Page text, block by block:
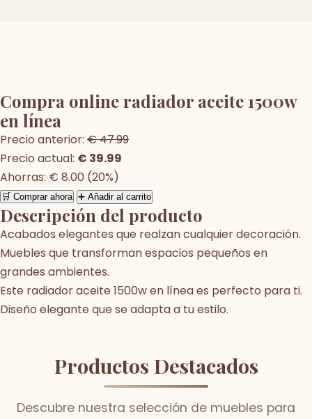
Compra online radiador aceite 1500w
en línea
Precio anterior: € 47.99
Precio actual: € 39.99
Ahorras: € 8.00 (20%)
🛒 Comprar ahora ➕ Añadir al carrito
Descripción del producto
Acabados elegantes que realzan cualquier decoración.
Muebles que transforman espacios pequeños en
grandes ambientes.
Este radiador aceite 1500w en línea es perfecto para ti.
Diseño elegante que se adapta a tu estilo.
Productos Destacados
Descubre nuestra selección de muebles para